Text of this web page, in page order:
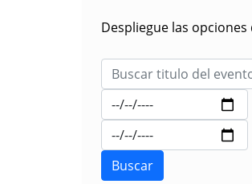
Despliegue las